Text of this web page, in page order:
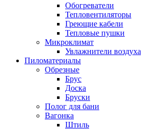
Обогреватели
Тепловентиляторы
Греющие кабели
Тепловые пушки
Микроклимат
Увлажнители воздуха
Пиломатериалы
Обрезные
Брус
Доска
Бруски
Полог для бани
Вагонка
Штиль